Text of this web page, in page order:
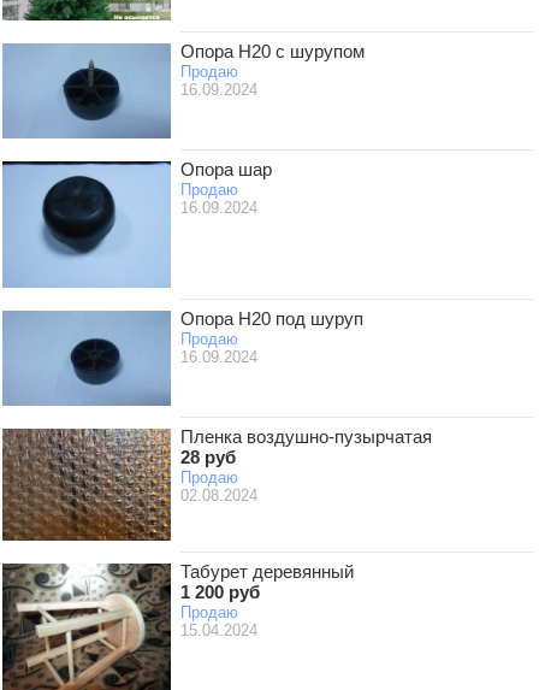
Опора Н20 с шурупом
Продаю
16.09.2024
Опора шар
Продаю
16.09.2024
Опора Н20 под шуруп
Продаю
16.09.2024
Пленка воздушно-пузырчатая
28 руб
Продаю
02.08.2024
Табурет деревянный
1 200 руб
Продаю
15.04.2024